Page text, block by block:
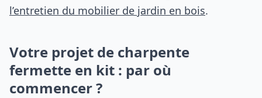
l’entretien du mobilier de jardin en bois.
Votre projet de charpente
fermette en kit : par où
commencer ?